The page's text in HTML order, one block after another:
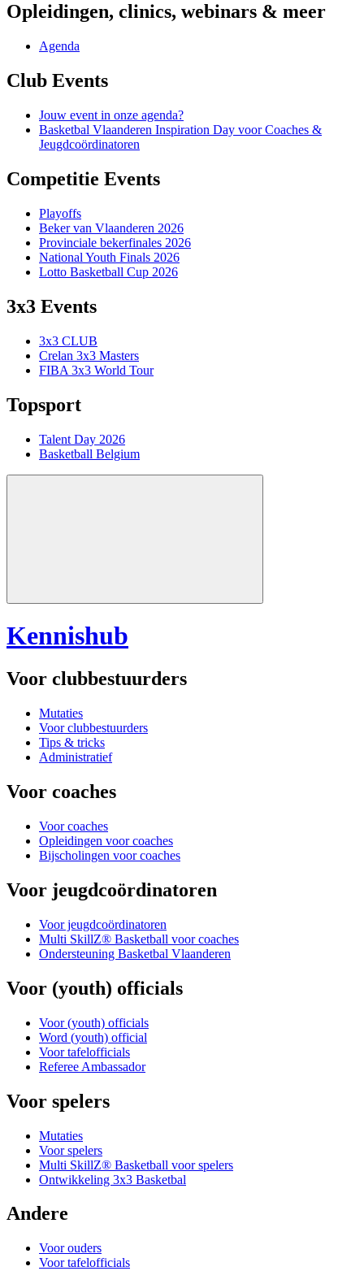
Opleidingen, clinics, webinars & meer
Agenda
Club Events
Jouw event in onze agenda?
Basketbal Vlaanderen Inspiration Day voor Coaches &
Jeugdcoördinatoren
Competitie Events
Playoffs
Beker van Vlaanderen 2026
Provinciale bekerfinales 2026
National Youth Finals 2026
Lotto Basketball Cup 2026
3x3 Events
3x3 CLUB
Crelan 3x3 Masters
FIBA 3x3 World Tour
Topsport
Talent Day 2026
Basketball Belgium
Kennishub
Voor clubbestuurders
Mutaties
Voor clubbestuurders
Tips & tricks
Administratief
Voor coaches
Voor coaches
Opleidingen voor coaches
Bijscholingen voor coaches
Voor jeugdcoördinatoren
Voor jeugdcoördinatoren
Multi SkillZ® Basketball voor coaches
Ondersteuning Basketbal Vlaanderen
Voor (youth) officials
Voor (youth) officials
Word (youth) official
Voor tafelofficials
Referee Ambassador
Voor spelers
Mutaties
Voor spelers
Multi SkillZ® Basketball voor spelers
Ontwikkeling 3x3 Basketbal
Andere
Voor ouders
Voor tafelofficials